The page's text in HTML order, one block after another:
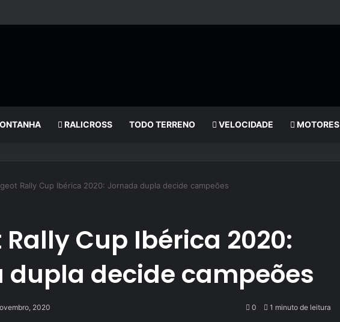
RALICROSS TODO TERRENO VELOCIDADE MOTORES
Rally Cup Ibérica 2020: Jornada dupla decide campeões
Rally Cup Ibérica 2020:
dupla decide campeões
2020 0 1 minuto de leitura